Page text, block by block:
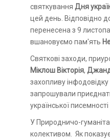
святкування Дня
цей день. Відповідно
перенесена з 9
вшановуємо пам'ять
Святкові заходи,
Міклош Вікторія,
захопливу
запрошували
української
У Природничо-
колективом. Як